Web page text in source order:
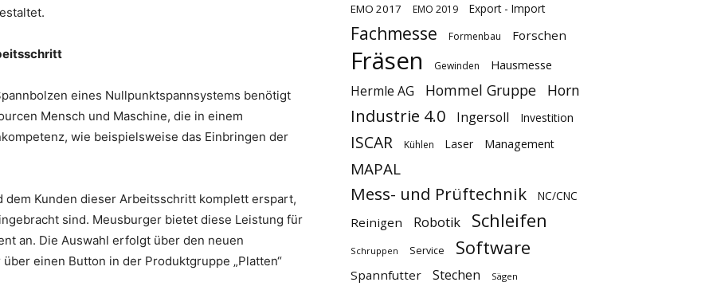
eines Nullpunktspannsystems benötigt
Mensch und Maschine, die in einem
wie beispielsweise das Einbringen der
Kunden dieser Arbeitsschritt komplett erspart,
sind. Meusburger bietet diese Leistung für
an. Die Auswahl erfolgt über den neuen
einen Button in der Produktgruppe „Platten“
EMO 2017 EMO 2019 Export - Import
Fachmesse Formenbau Forschen
Fräsen Gewinden Hausmesse
Hermle AG Hommel Gruppe Horn
Industrie 4.0 Ingersoll Investition
ISCAR Kühlen Laser Management
MAPAL
Mess- und Prüftechnik NC/CNC
Reinigen Robotik Schleifen
Schruppen Service Software
Spannfutter Stechen Sägen